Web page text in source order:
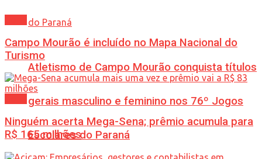
Atletismo de Campo Mourão conquista títulos
gerais masculino e feminino nos 76º Jogos
Escolares do Paraná
Campo Mourão é incluído no Mapa Nacional do
Turismo
Ninguém acerta Mega-Sena; prêmio acumula para
R$ 165 milhões